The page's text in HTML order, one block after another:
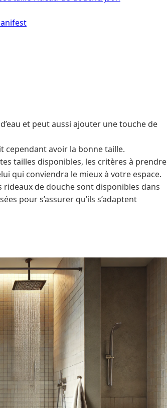
et peut aussi ajouter une touche de
cependant avoir la bonne taille.
tailles disponibles, les critères à prendre
qui conviendra le mieux à votre espace.
de douche sont disponibles dans
pour s’assurer qu’ils s’adaptent